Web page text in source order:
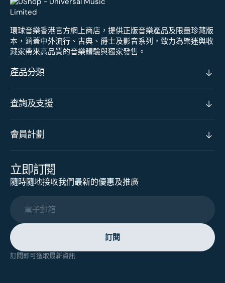
環球音樂香港官方網上商店，提供正版音樂產品及限量珍藏版
本，涵蓋中外流行、古典、爵士及影音系列，致力為樂迷與收
藏家帶來高品質的音樂體驗與獨家發售。
產品分類
查詢及支援
會員計劃
立即訂閱
隨時隨地接收我們最新的優惠及推廣
電子郵箱
訂閱
訂閱即可獲取最新資訊